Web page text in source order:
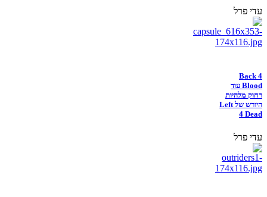
עדי פרל
Back 4
Blood עוד
רחוק מלהיות
היורש של Left
4 Dead
עדי פרל